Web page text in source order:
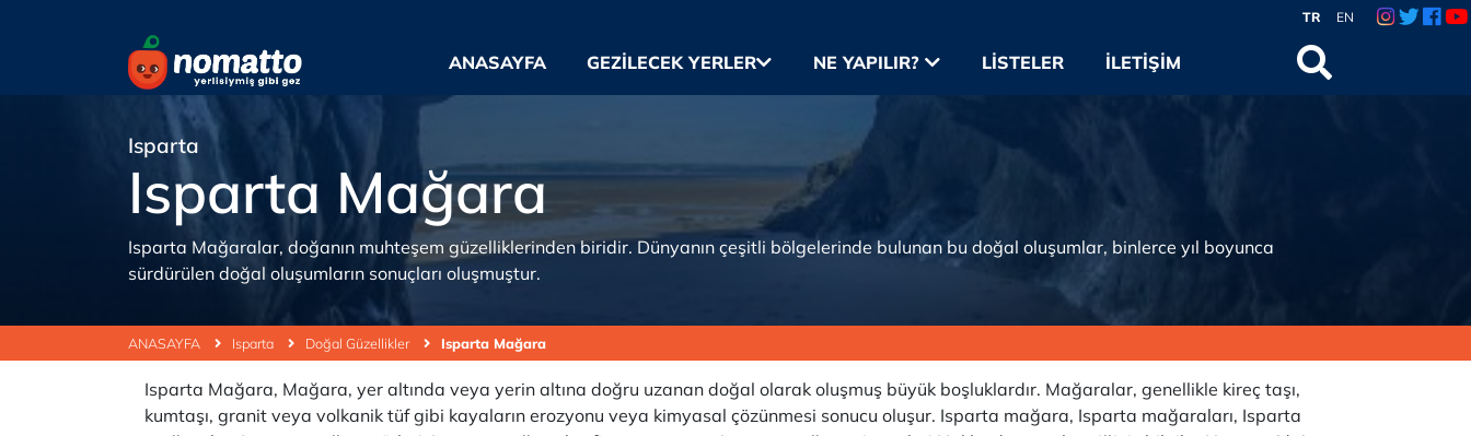
TR EN
ANASAYFA GEZILECEK YERLER NE YAPILIR? LISTELER İLETIŞIM
ANASAYFA Isparta Doğal Güzellikler Isparta Mağara
Isparta
Isparta Mağara
Isparta Mağaralar, doğanın muhteşem güzelliklerinden biridir. Dünyanın çeşitli bölgelerinde bulunan bu doğal oluşumlar, binlerce yıl boyunca
sürdürülen doğal oluşumların sonuçları oluşmuştur.
Isparta Mağara, Mağara, yer altında veya yerin altına doğru uzanan doğal olarak oluşmuş büyük boşluklardır. Mağaralar, genellikle kireç taşı,
kumtaşı, granit veya volkanik tüf gibi kayaların erozyonu veya kimyasal çözünmesi sonucu oluşur. Isparta mağara, Isparta mağaraları, Isparta